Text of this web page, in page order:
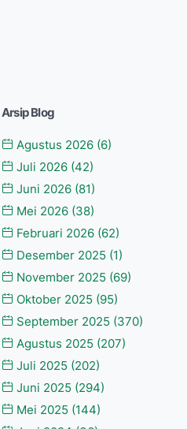
Arsip Blog
Agustus 2026 (6)
Juli 2026 (42)
Juni 2026 (81)
Mei 2026 (38)
Februari 2026 (62)
Desember 2025 (1)
November 2025 (69)
Oktober 2025 (95)
September 2025 (370)
Agustus 2025 (207)
Juli 2025 (202)
Juni 2025 (294)
Mei 2025 (144)